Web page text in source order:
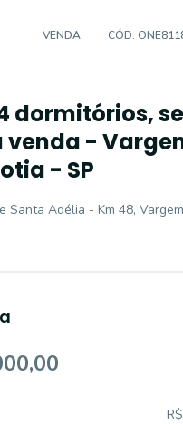
VENDA CÓD:
dormitórios,
venda -
- SP
Santa Adélia - Km 48,